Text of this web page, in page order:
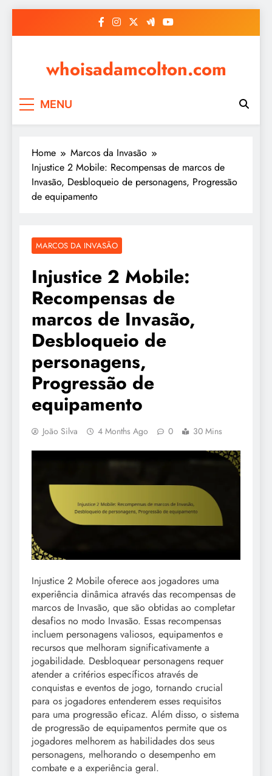
whoisadamcolton.com
MENU
Home
Marcos da Invasão
Injustice 2 Mobile: Recompensas de marcos de
Invasão, Desbloqueio de personagens, Progressão
de equipamento
MARCOS DA INVASÃO
Injustice 2 Mobile:
Recompensas de
marcos de Invasão,
Desbloqueio de
personagens,
Progressão de
equipamento
João Silva 4 Months Ago 0 30 Mins
Injustice 2 Mobile oferece aos jogadores uma
experiência dinâmica através das recompensas de
marcos de Invasão, que são obtidas ao completar
desafios no modo Invasão. Essas recompensas
incluem personagens valiosos, equipamentos e
recursos que melhoram significativamente a
jogabilidade. Desbloquear personagens requer
atender a critérios específicos através de
conquistas e eventos de jogo, tornando crucial
para os jogadores entenderem esses requisitos
para uma progressão eficaz. Além disso, o sistema
de progressão de equipamentos permite que os
jogadores melhorem as habilidades dos seus
personagens, melhorando o desempenho em
combate e a experiência geral.